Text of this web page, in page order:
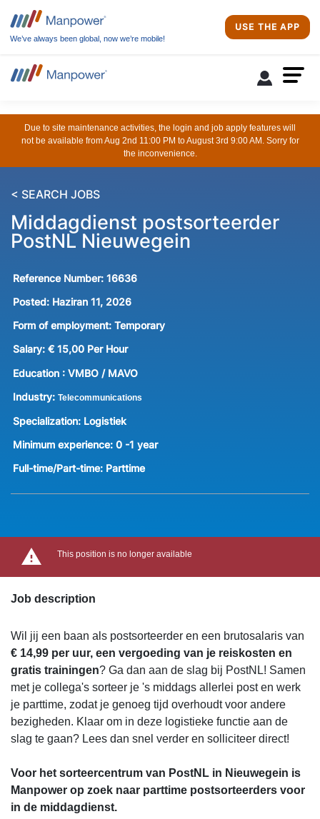
We’ve always been global, now we’re mobile!
USE THE APP
Due to site maintenance activities, the login and job apply features will
not be available from Aug 2nd 11:00 PM to August 3rd 9:00 AM. Sorry for
the inconvenience.
< SEARCH JOBS
Middagdienst postsorteerder
PostNL Nieuwegein
Reference Number: 16636
Posted: Haziran 11, 2026
Form of employment: Temporary
Salary: € 15,00 Per Hour
Education : VMBO / MAVO
Industry: Telecommunications
Specialization: Logistiek
Minimum experience: 0 -1 year
Full-time/Part-time: Parttime
This position is no longer available
Job description
Wil jij een baan als postsorteerder en een brutosalaris van
€ 14,99 per uur, een vergoeding van je reiskosten en
gratis trainingen? Ga dan aan de slag bij PostNL! Samen
met je collega's sorteer je 's middags allerlei post en werk
je parttime, zodat je genoeg tijd overhoudt voor andere
bezigheden. Klaar om in deze logistieke functie aan de
slag te gaan? Lees dan snel verder en solliciteer direct!
Voor het sorteercentrum van PostNL in Nieuwegein is
Manpower op zoek naar parttime postsorteerders voor
in de middagdienst.